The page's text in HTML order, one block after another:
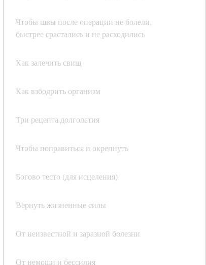
Чтобы швы после операции не болели,
быстрее срастались и не расходились
Как залечить свищ
Как взбодрить организм
Три рецепта долголетия
Чтобы поправиться и окрепнуть
Богово тесто (для исцеления)
Вернуть жизненные силы
От неизвестной и заразной болезни
От немощи и бессилия